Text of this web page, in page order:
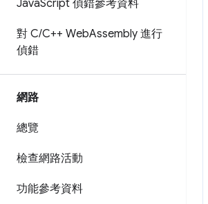
JavaScript 偵錯參考資料
對 C/C++ WebAssembly 進行
偵錯
網路
總覽
檢查網路活動
功能參考資料